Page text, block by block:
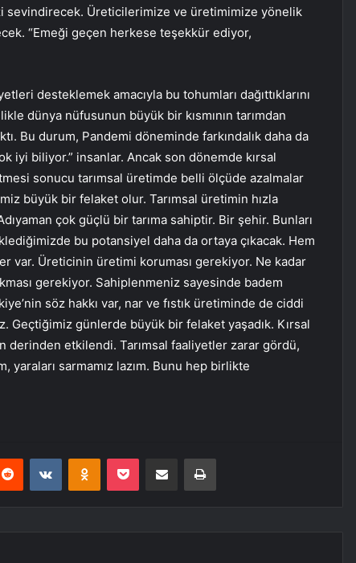
Üreticilerimize ve üretimimize yönelik
“Emeği geçen herkese teşekkür ediyor,
desteklemek amacıyla bu tohumları dağıttıklarını
dünya nüfusunun büyük bir kısmının tarımdan
Bu durum, Pandemi döneminde farkındalık daha da
iyi biliyor.” insanlar. Ancak son dönemde kırsal
sonucu tarımsal üretimde belli ölçüde azalmalar
büyük bir felaket olur. Tarımsal üretimin hızla
çok güçlü bir tarıma sahiptir. Bir şehir. Bunları
bu potansiyel daha da ortaya çıkacak. Hem
var. Üreticinin üretimi koruması gerekiyor. Ne kadar
gerekiyor. Sahiplenmeniz sayesinde badem
söz hakkı var, nar ve fıstık üretiminde de ciddi
günlerde büyük bir felaket yaşadık. Kırsal
derinden etkilendi. Tarımsal faaliyetler zarar gördü,
yaraları sarmamız lazım. Bunu hep birlikte
Reddit VKontakteOdnoklassniki
Pocket E-Posta ile paylaş Yazdır